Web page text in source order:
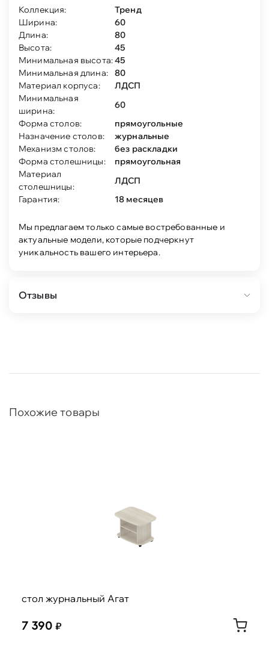
Коллекция:
Тренд
Ширина:
60
Длина:
80
Высота:
45
Минимальная высота:45
Минимальная длина:
80
Материал корпуса:
ЛДСП
Минимальная
ширина:
60
Форма столов:
прямоугольные
Назначение столов:
журнальные
Механизм столов:
без раскладки
Форма столешницы:
прямоугольная
Материал
столешницы:
ЛДСП
Гарантия:
18 месяцев
Мы предлагаем только самые востребованные и
актуальные модели, которые подчеркнут
уникальность вашего интерьера.
Отзывы
Похожие товары
стол журнальный Агат
7 390